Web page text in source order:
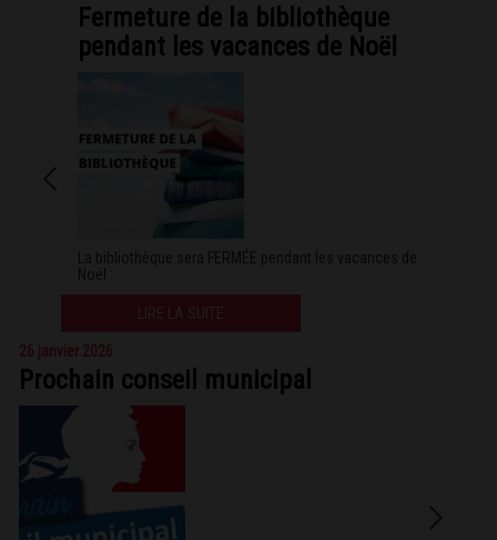
Fermeture de la bibliothèque
pendant les vacances de Noël
La bibliothèque sera FERMÉE pendant les vacances de
Noël : . . .
LIRE LA SUITE
26 janvier 2026
Prochain conseil municipal